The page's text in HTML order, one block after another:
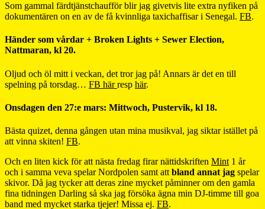
Som gammal färdtjänstchaufför blir jag givetvis lite extra nyfiken på
dokumentären on en av de få kvinnliga taxichaffisar i Senegal. FB.
Händer som vårdar + Broken Lights + Sewer Election,
Nattmaran, kl 20.
Oljud och öl mitt i veckan, det tror jag på! Annars är det en till
spelning på torsdag… FB härresp här.
Onsdagen den 27:e mars: Mittwoch, Pustervik, kl 18.
Bästa quizet, denna gången utan mina musikval, jag siktar istället på
att vinna skiten! FB.
Och en liten kick för att nästa fredag firar nättidskriften Mint 1 år
och i samma veva spelar Nordpolen samt att bland annat jag spelar
skivor. Då jag tycker att deras zine mycket påminner om den gamla
fina tidningen Darling så ska jag försöka ägna min DJ-timme till goa
band med mycket starka tjejer! Missa ej. FB.